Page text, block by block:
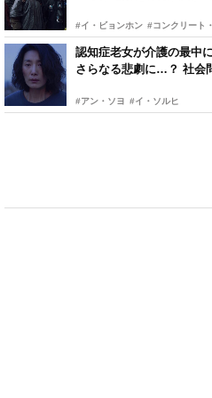
#イ・ビョンホン #コンクリート
認知症老女が介護の最中
さらなる悲劇に…？ 社会問題に鋭く切り込むサスペンス『ビ
#アン・ソヨ #イ・ソルヒ